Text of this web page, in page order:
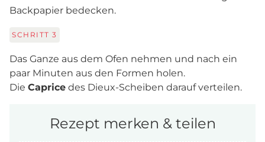
Backpapier bedecken.
SCHRITT 3
Das Ganze aus dem Ofen nehmen und nach ein
paar Minuten aus den Formen holen.
Die Caprice des Dieux-Scheiben darauf verteilen.
Rezept merken & teilen